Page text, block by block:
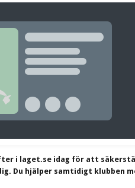
i laget.se idag för att
Du hjälper samtidigt klubben